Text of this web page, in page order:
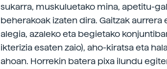
sukarra, muskuluetako mina, apetitu-
beherakoak izaten dira. Gaitzak
alegia, azaleko eta begietako
ikterizia esaten zaio), aho-kiratsa eta
ahoan. Horrekin batera pixa ilundu